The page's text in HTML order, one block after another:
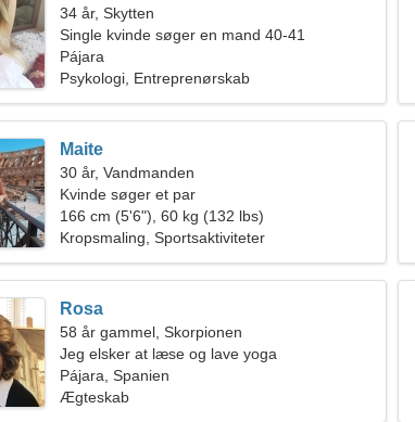
34 år, Skytten
Single kvinde søger en mand 40-41
Pájara
Psykologi, Entreprenørskab
Maite
30 år, Vandmanden
Kvinde søger et par
166 cm (5'6"), 60 kg (132 lbs)
Kropsmaling, Sportsaktiviteter
Rosa
58 år gammel, Skorpionen
Jeg elsker at læse og lave yoga
Pájara, Spanien
Ægteskab